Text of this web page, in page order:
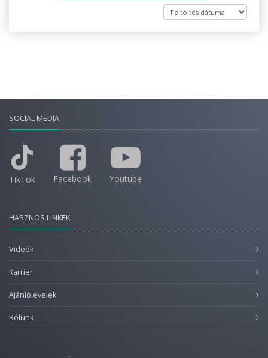
SOCIAL MEDIA
TikTok Facebook Youtube
HASZNOS LINKEK
Videók
Karrier
Ajánlólevelek
Rólunk